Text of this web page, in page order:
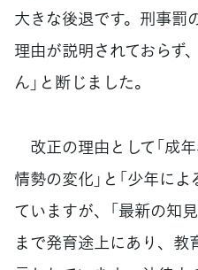
大きな後退です。刑事罰
理由が説明されておらず
ん」と断じました。
改正の理由として「成
情勢の変化」と「少年に
ていますが、「最新の知
まで発育途上にあり、教